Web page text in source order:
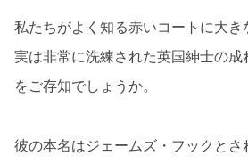
私たちがよく知る赤いコートに大き
実は非常に洗練された英国紳士の成
をご存知でしょうか。
彼の本名はジェームズ・フックと